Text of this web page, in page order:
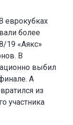
еврокубках
более
19 «Аякс»
В
выбил
А
из
участника